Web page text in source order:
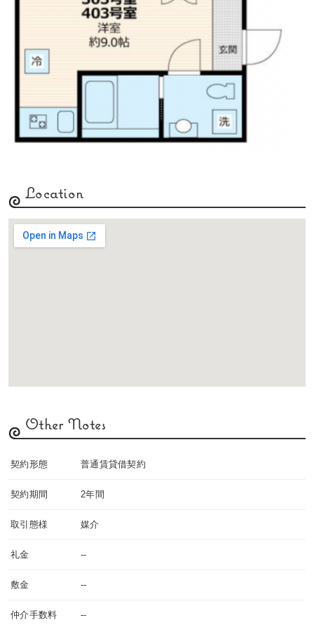
Location
Other Notes
契約形態 普通賃貸借契約
契約期間 2年間
取引態様 媒介
礼金 --
敷金 --
仲介手数料 --